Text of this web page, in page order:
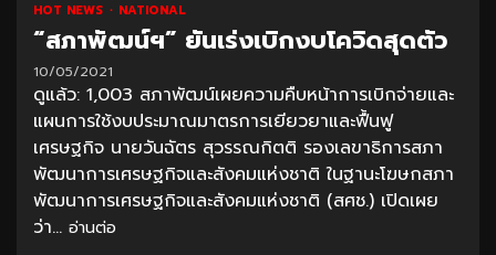
HOT NEWS NATIONAL
“สภาพัฒน์ฯ” ยันเร่งเบิกงบโควิดสุดตัว
10/05/2021
ดูแล้ว: 1,003 สภาพัฒน์เผยความคืบหน้าการเบิกจ่ายและ
แผนการใช้งบประมาณมาตรการเยียวยาและฟื้นฟู
เศรษฐกิจ นายวันฉัตร สุวรรณกิตติ รองเลขาธิการสภา
พัฒนาการเศรษฐกิจและสังคมแห่งชาติ ในฐานะโฆษกสภา
พัฒนาการเศรษฐกิจและสังคมแห่งชาติ (สศช.) เปิดเผย
ว่า... อ่านต่อ